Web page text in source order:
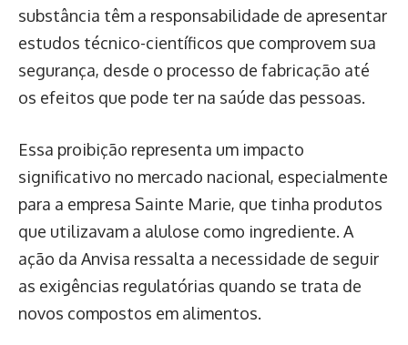
substância têm a responsabilidade de apresentar
estudos técnico-científicos que comprovem sua
segurança, desde o processo de fabricação até
os efeitos que pode ter na saúde das pessoas.
Essa proibição representa um impacto
significativo no mercado nacional, especialmente
para a empresa Sainte Marie, que tinha produtos
que utilizavam a alulose como ingrediente. A
ação da Anvisa ressalta a necessidade de seguir
as exigências regulatórias quando se trata de
novos compostos em alimentos.